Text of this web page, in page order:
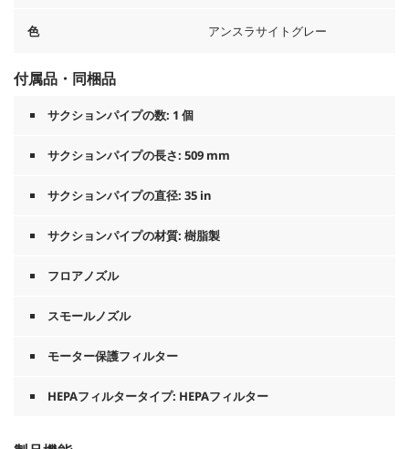
色 アンスラサイトグレー
付属品・同梱品
サクションパイプの数: 1 個
サクションパイプの長さ: 509 mm
サクションパイプの直径: 35 in
サクションパイプの材質: 樹脂製
フロアノズル
スモールノズル
モーター保護フィルター
HEPAフィルタータイプ: HEPAフィルター